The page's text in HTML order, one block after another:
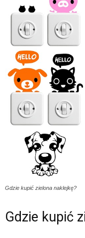
Gdzie kupić zielona naklejkę?
Gdzie kupić